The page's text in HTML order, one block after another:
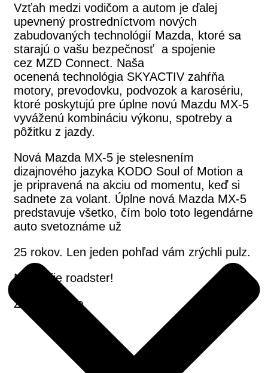
Vzťah medzi vodičom a autom je ďalej
upevnený prostredníctvom nových
zabudovaných technológií Mazda, ktoré sa
starajú o vašu bezpečnosť a spojenie
cez MZD Connect. Naša
ocenená technológia SKYACTIV zahŕňa
motory, prevodovku, podvozok a karosériu,
ktoré poskytujú pre úplne novú Mazdu MX-5
vyváženú kombináciu výkonu, spotreby a
pôžitku z jazdy.
Nová Mazda MX-5 je stelesnením
dizajnového jazyka KODO Soul of Motion a
je pripravená na akciu od momentu, keď si
sadnete za volant. Úplne nová Mazda MX-5
predstavuje všetko, čím bolo toto legendárne
auto svetoznáme už
25 rokov. Len jeden pohľad vám zrýchli pulz.
Nech žije roadster!
Zdroj: Mazda